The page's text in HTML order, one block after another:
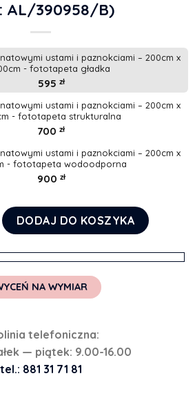
AL/390958/B)
ustami i paznokciami – 200cm x
- fototapeta gładka
595 zł
ustami i paznokciami – 200cm x
- fototapeta strukturalna
700 zł
ustami i paznokciami – 200cm x
- fototapeta wodoodporna
900 zł
z granatowymi ustami i
DODAJ DO KOSZYKA
NA WYMIAR
telefoniczna:
— piątek: 9.00-16.00
tel.: 881 31 71 81